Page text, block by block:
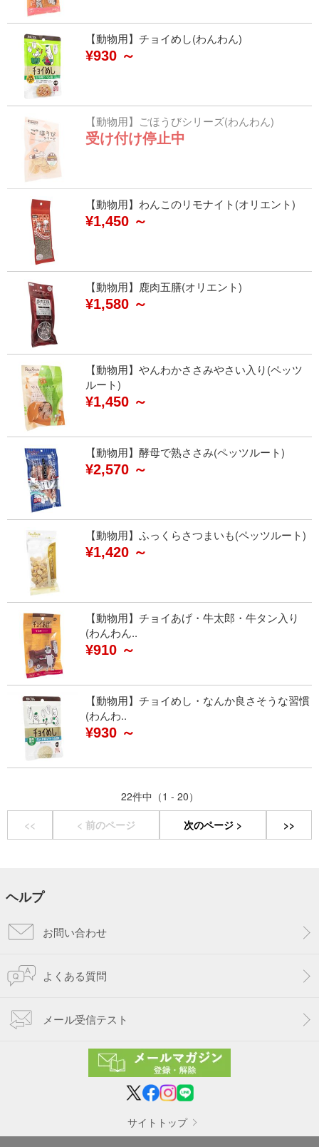
【動物用】チョイめし(わんわん)
¥930 ～
【動物用】ごほうびシリーズ(わんわん)
受け付け停止中
【動物用】わんこのリモナイト(オリエント)
¥1,450 ～
【動物用】鹿肉五膳(オリエント)
¥1,580 ～
【動物用】やんわかささみやさい入り(ペッツ
ルート)
¥1,450 ～
【動物用】酵母で熟ささみ(ペッツルート)
¥2,570 ～
【動物用】ふっくらさつまいも(ペッツルート)
¥1,420 ～
【動物用】チョイあげ・牛太郎・牛タン入り
(わんわん..
¥910 ～
【動物用】チョイめし・なんか良さそうな習慣
(わんわ..
¥930 ～
22件中（1 - 20）
<<
< 前のページ 次のページ > >>
ヘルプ
お問い合わせ
よくある質問
メール受信テスト
サイトトップ